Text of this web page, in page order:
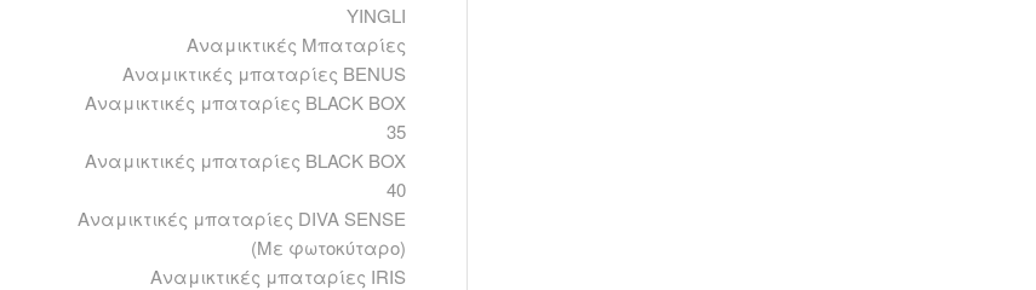
YINGLI
Αναμικτικές Μπαταρίες
Αναμικτικές μπαταρίες BENUS
Αναμικτικές μπαταρίες BLACK BOX
35
Αναμικτικές μπαταρίες BLACK BOX
40
Αναμικτικές μπαταρίες DIVA SENSE
(Με φωτοκύταρο)
Αναμικτικές μπαταρίες IRIS